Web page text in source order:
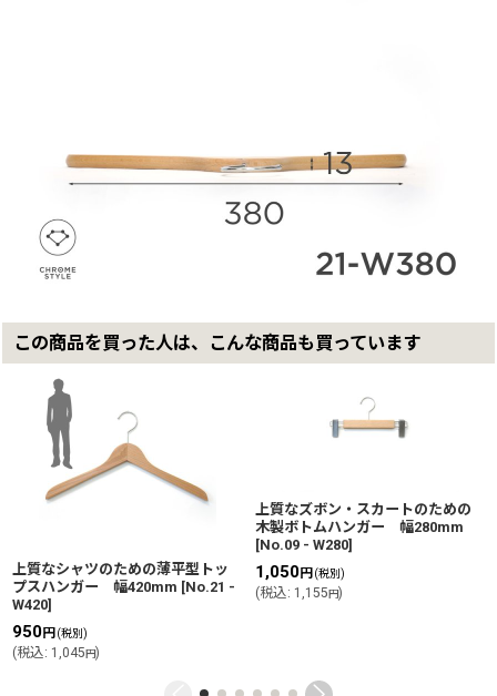
この商品を買った人は、こんな商品も買っています
上質なシャツのための薄平型トッ
プスハンガー 幅420mm [No.21 -
W420]
950円(税別)
(税込: 1,045円)
上質なズボン・スカートのための
木製ボトムハンガー 幅280mm
[No.09 - W280]
1,050円(税別)
(税込: 1,155円)